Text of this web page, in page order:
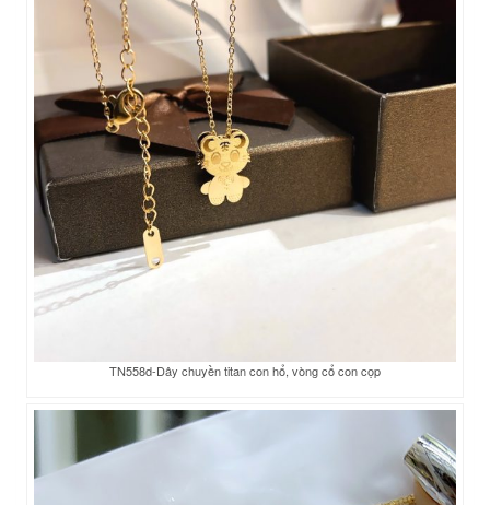
TN558d-Dây chuyền titan con hổ, vòng cổ con cọp